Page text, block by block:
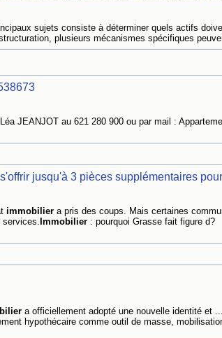
sujets consiste à déterminer quels actifs
plusieurs mécanismes spécifiques
JEANJOT au 621 280 900 ou par mail :
jusqu'à 3 pièces supplémentaires
immobiliera pris des coups. Mais certaines
services. Immobilier: pourquoi Grasse fait figure d?
a officiellement adopté une nouvelle identité et ...
hypothécaire comme outil de masse,